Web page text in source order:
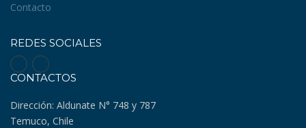
Contacto
REDES SOCIALES
CONTACTOS
Dirección: Aldunate N° 748 y 787
Temuco, Chile